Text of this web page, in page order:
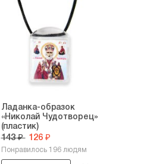
Ладанка-образок
«Николай Чудотворец»
(пластик)
143 ₽ 126 ₽
Понравилось 196 людям